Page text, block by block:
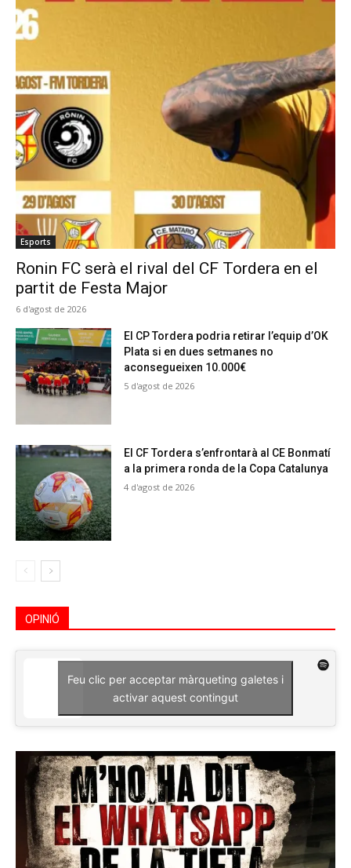
Esports
Ronin FC serà el rival del CF Tordera en el
partit de Festa Major
6 d'agost de 2026
El CP Tordera podria retirar l’equip d’OK
Plata si en dues setmanes no
aconsegueixen 10.000€
5 d'agost de 2026
El CF Tordera s’enfrontarà al CE Bonmatí
a la primera ronda de la Copa Catalunya
4 d'agost de 2026
OPINIÓ
Feu clic per acceptar màrqueting galetes i
activar aquest contingut